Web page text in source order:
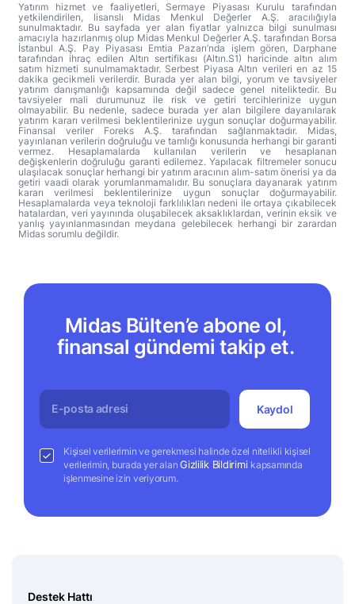
Yatırım hizmet ve faaliyetleri, Sermaye Piyasası Kurulu tarafından
yetkilendirilen, lisanslı Midas Menkul Değerler A.Ş. aracılığıyla
sunulmaktadır. Bu sayfada yer alan fiyatlar yalnızca bilgi sunulması
amacıyla hazırlanmış olup Midas Menkul Değerler A.Ş. tarafından Borsa
İstanbul A.Ş. Pay Piyasası Emtia Pazarı’nda işlem gören, Darphane
tarafından ihraç edilen Altın sertifikası (Altın.S1) haricinde altın alım
satım hizmeti sunulmamaktadır. Serbest Piyasa Altın verileri en az 15
dakika gecikmeli verilerdir. Burada yer alan bilgi, yorum ve tavsiyeler
yatırım danışmanlığı kapsamında değil sadece genel niteliktedir. Bu
tavsiyeler mali durumunuz ile risk ve getiri tercihlerinize uygun
olmayabilir. Bu nedenle, sadece burada yer alan bilgilere dayanılarak
yatırım kararı verilmesi beklentilerinize uygun sonuçlar doğurmayabilir.
Finansal veriler Foreks A.Ş. tarafından sağlanmaktadır. Midas,
yayınlanan verilerin doğruluğu ve tamlığı konusunda herhangi bir garanti
vermez. Hesaplamalarda kullanılan verilerin ve hesaplanan
değişkenlerin doğruluğu garanti edilemez. Yapılacak filtremeler sonucu
ulaşılacak sonuçlar herhangi bir yatırım aracının alım-satım önerisi ya da
getiri vaadi olarak yorumlanmamalıdır. Bu sonuçlara dayanarak yatırım
kararı verilmesi beklentilerinize uygun sonuçlar doğurmayabilir.
Hesaplamalarda veya teknoloji farklılıkları nedeni ile ortaya çıkabilecek
hatalardan, veri yayınında oluşabilecek aksaklıklardan, verinin eksik ve
yanlış yayınlanmasından meydana gelebilecek herhangi bir zarardan
Midas sorumlu değildir.
Midas Bülten’e abone ol,
finansal gündemi takip et.
Kaydol
Kişisel verilerimin ve gerekmesi halinde özel nitelikli kişisel
verilerimin, burada yer alanGizlilik Bildirimi kapsamında
işlenmesine izin veriyorum.
Destek Hattı